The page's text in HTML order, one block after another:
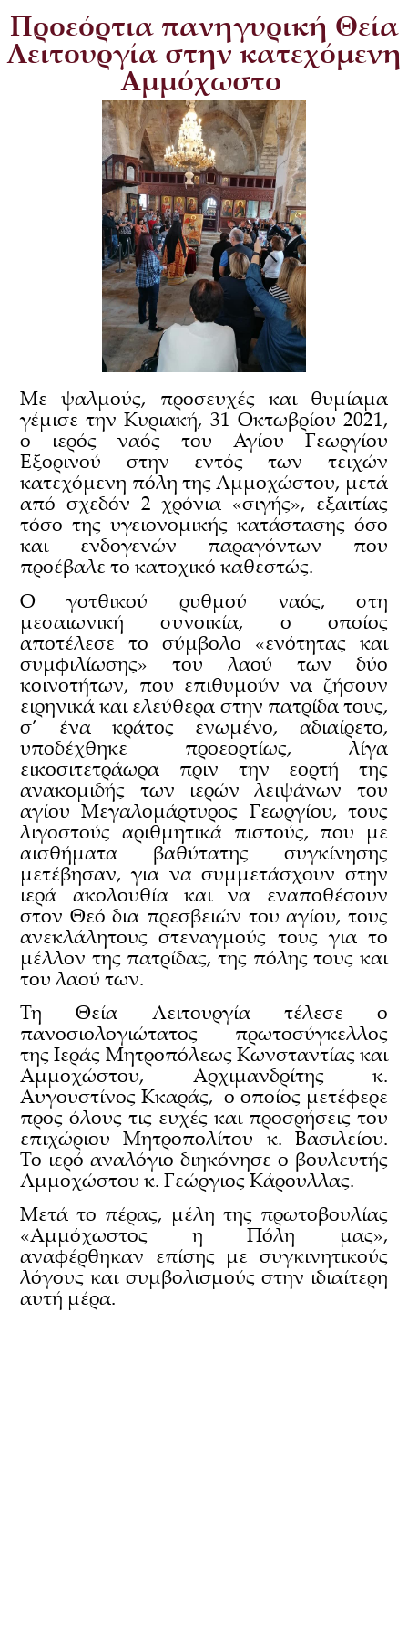
Προεόρτια πανηγυρική Θεία
Λειτουργία στην κατεχόμενη
Αμμόχωστο
Με ψαλμούς, προσευχές και θυμίαμα
γέμισε την Κυριακή, 31 Οκτωβρίου 2021,
ο ιερός ναός του Αγίου Γεωργίου
Εξορινού στην εντός των τειχών
κατεχόμενη πόλη της Αμμοχώστου, μετά
από σχεδόν 2 χρόνια «σιγής», εξαιτίας
τόσο της υγειονομικής κατάστασης όσο
και ενδογενών παραγόντων που
προέβαλε το κατοχικό καθεστώς.
Ο γοτθικού ρυθμού ναός, στη
μεσαιωνική συνοικία, ο οποίος
αποτέλεσε το σύμβολο «ενότητας και
συμφιλίωσης» του λαού των δύο
κοινοτήτων, που επιθυμούν να ζήσουν
ειρηνικά και ελεύθερα στην πατρίδα τους,
σ’ ένα κράτος ενωμένο, αδιαίρετο,
υποδέχθηκε προεορτίως, λίγα
εικοσιτετράωρα πριν την εορτή της
ανακομιδής των ιερών λειψάνων του
αγίου Μεγαλομάρτυρος Γεωργίου, τους
λιγοστούς αριθμητικά πιστούς, που με
αισθήματα βαθύτατης συγκίνησης
μετέβησαν, για να συμμετάσχουν στην
ιερά ακολουθία και να εναποθέσουν
στον Θεό δια πρεσβειών του αγίου, τους
ανεκλάλητους στεναγμούς τους για το
μέλλον της πατρίδας, της πόλης τους και
του λαού των.
Τη Θεία Λειτουργία τέλεσε ο
πανοσιολογιώτατος πρωτοσύγκελλος
της Ιεράς Μητροπόλεως Κωνσταντίας και
Αμμοχώστου, Αρχιμανδρίτης κ.
Αυγουστίνος Κκαράς, ο οποίος μετέφερε
προς όλους τις ευχές και προσρήσεις του
επιχώριου Μητροπολίτου κ. Βασιλείου.
Το ιερό αναλόγιο διηκόνησε ο βουλευτής
Αμμοχώστου κ. Γεώργιος Κάρουλλας.
Μετά το πέρας, μέλη της πρωτοβουλίας
«Αμμόχωστος η Πόλη μας»,
αναφέρθηκαν επίσης με συγκινητικούς
λόγους και συμβολισμούς στην ιδιαίτερη
αυτή μέρα.